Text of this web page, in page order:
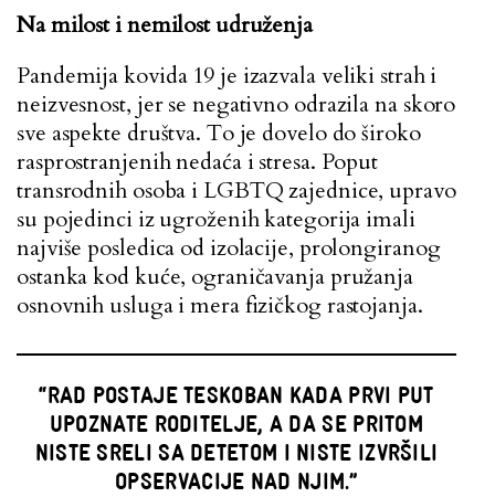
Na milost i nemilost udruženja
Pandemija kovida 19 je izazvala veliki strah i
neizvesnost, jer se negativno odrazila na skoro
sve aspekte društva. To je dovelo do široko
rasprostranjenih nedaća i stresa. Poput
transrodnih osoba i LGBTQ zajednice, upravo
su pojedinci iz ugroženih kategorija imali
najviše posledica od izolacije, prolongiranog
ostanka kod kuće, ograničavanja pružanja
osnovnih usluga i mera fizičkog rastojanja.
“RAD POSTAJE TESKOBAN KADA PRVI PUT
UPOZNATE RODITELJE, A DA SE PRITOM
NISTE SRELI SA DETETOM I NISTE IZVRŠILI
OPSERVACIJE NAD NJIM.”